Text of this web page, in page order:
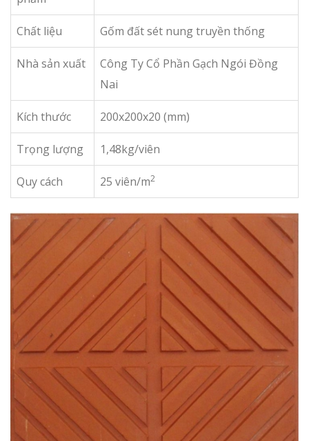
Chất liệu Gốm đất sét nung truyền thống
Nhà sản xuất
Công Ty Cổ Phần Gạch Ngói Đồng
Nai
Kích thước 200x200x20 (mm)
Trọng lượng 1,48kg/viên
Quy cách 25 viên/m2